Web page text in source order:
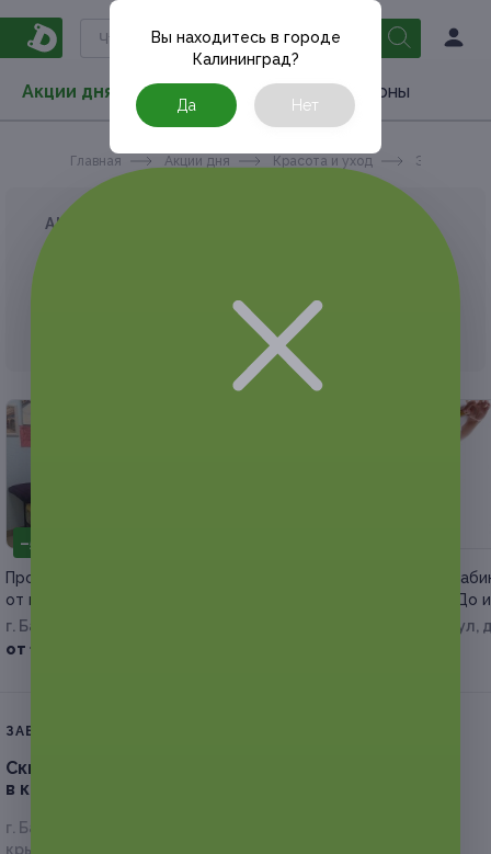
Акции дня Товары Туризм РестоКупоны
Вы находитесь в городе
Калининград?
Да Нет
Главная Акции дня Красота и уход Эпиляция
АКЦИЯ, КОТОРУЮ ВЫ ИСКАЛИ, ЗАВЕРШЕНА.
Но у Frendi есть предложения, которые
могут вам понравиться!
–50%
Процедуры по коррекции фигуры
от мастера Виктории Колядиной
г. Барнаул
от 175 руб.
Коррекция фигуры в
эстетики от салона «До
г. Барнаул, Взлетная ул,
ЗАВЕРШЁННАЯ АКЦИЯ
Скидка до 65%.
в клубе эстетики лица и тела «Для тебя»
г. Барнаул, пр-т Ленина, д. 155а (ТЦ «Норд-Вест», левое
крыло)